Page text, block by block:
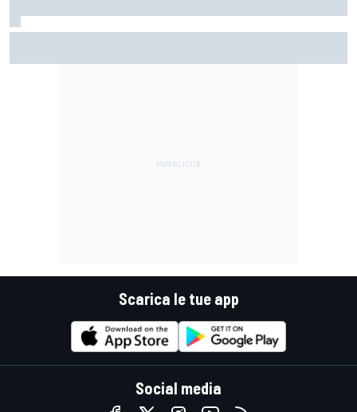
Scarica le tue app
Social media